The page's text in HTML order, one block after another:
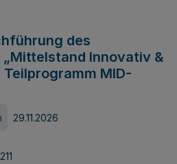
des
Innovativ &
Teilprogramm MID-
29.11.2026
211